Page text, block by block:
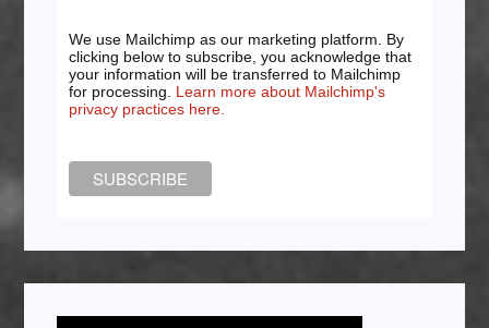
We use Mailchimp as our marketing platform. By
clicking below to subscribe, you acknowledge that
your information will be transferred to Mailchimp
for processing. Learn more about Mailchimp's
privacy practices here.